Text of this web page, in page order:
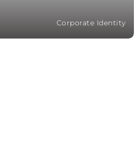
Corporate Identity